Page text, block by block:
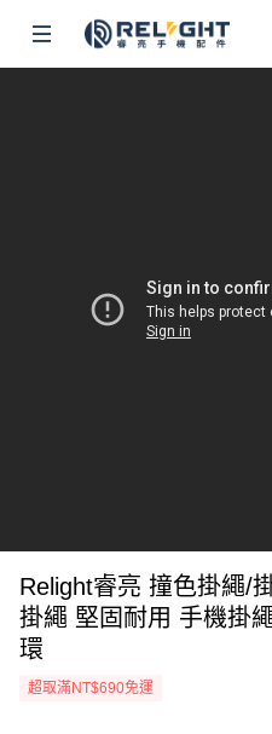
Relight睿亮 撞色掛繩/
掛繩 堅固耐用 手機掛
環
超取滿NT$690免運